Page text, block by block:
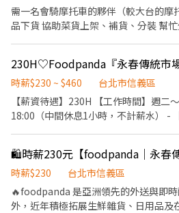
需一名會騎摩托車的夥伴（較大台的摩
品下貨 協助菜貨上架、補貨、分裝 幫
力） 地點在永春市場內 無冷氣不過工作
打工蟑螂 本公司希望有正直善良夥伴
候很兇但是刀子嘴 豆腐心，不要走心）
時薪$230 ~ $460
台北市信義區
【薪資待遇】230H 【工作時間】週二
18:00（中間休息1小時，不計薪水） -
理採買明細，完成帳款及商品資訊回報
供平台後續商品上架使用。 6、 其他主
機或平板操作能力 ✔ 能與市場攤商良好
立工作 ✔ 每週可配合排班4～5天 - 【
時薪$230
台北市信義區
🔥foodpanda 是亞洲領先的外送與即
外，近年積極拓展生鮮雜貨、日用品及